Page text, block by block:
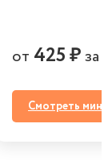
от 425 ₽за
Смотреть